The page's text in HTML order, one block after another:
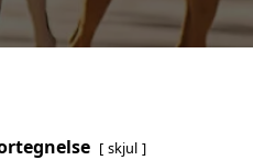
skjul